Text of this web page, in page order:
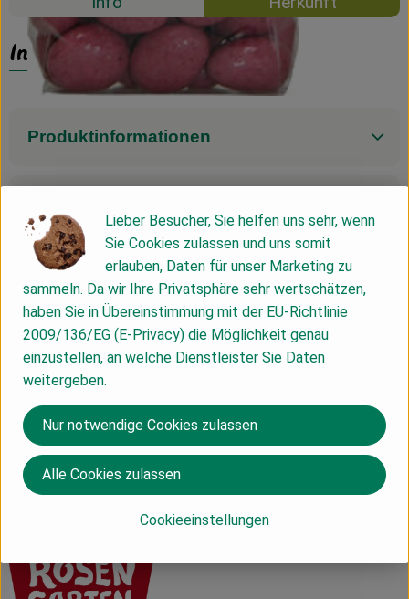
Info
Produktinformationen
Nährwert-Info
Produktdatenblatt
Herkunft
Deutschland
Lieber Besucher, Sie helfen uns sehr, wenn
Sie Cookies zulassen und uns somit
erlauben, Daten für unser Marketing zu
sammeln. Da wir Ihre Privatsphäre sehr wertschätzen,
haben Sie in Übereinstimmung mit der EU-Richtlinie
2009/136/EG (E-Privacy) die Möglichkeit genau
einzustellen, an welche Dienstleister Sie Daten
weitergeben.
Cookieeinstellungen
Nur notwendige Cookies zulassen
Alle Cookies zulassen